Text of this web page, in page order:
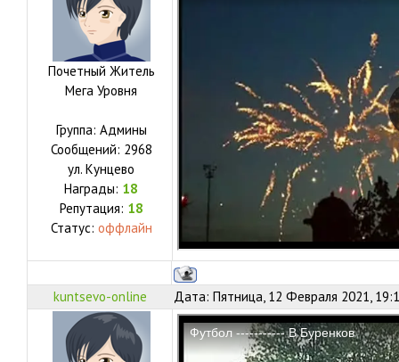
Почетный Житель
Мега Уровня
Группа: Админы
Сообщений: 2968
ул. Кунцево
Награды: 18
Репутация: 18
Статус: оффлайн
kuntsevo-online Дата: Пятница, 12 Февраля 2021,